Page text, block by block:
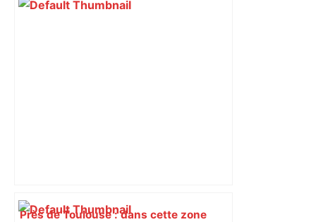
Près de Toulouse : dans cette zone